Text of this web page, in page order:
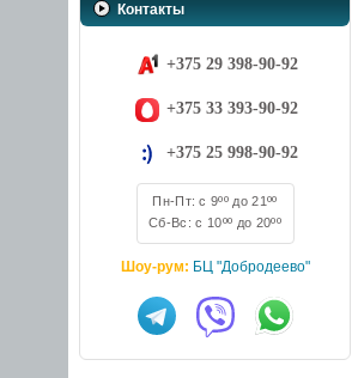
Контакты
+375 29 398-90-92
+375 33 393-90-92
+375 25 998-90-92
Пн-Пт: с 9ºº до 21ºº
Сб-Вс: с 10ºº до 20ºº
Шоу-рум: БЦ "Добродеево"